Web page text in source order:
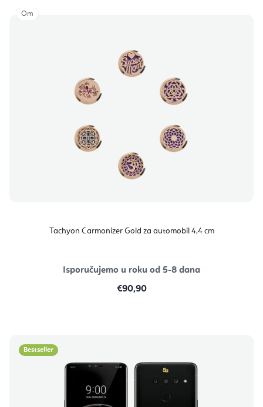
Tachyon Carmonizer Gold za automobil 4,4 cm
Isporučujemo u roku od 5-8 dana
€90,90
Om
Bestseller